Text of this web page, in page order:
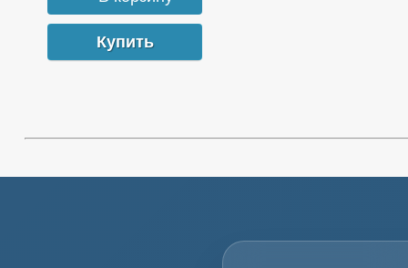
Купить